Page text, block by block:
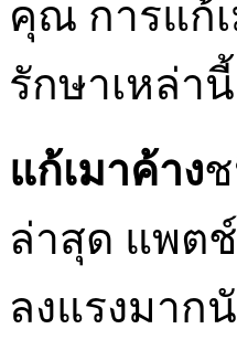
คุณ การแก้
รักษาเหล่า
แก้เมาค้าง
ล่าสุด แพต
ลงแรงมาก